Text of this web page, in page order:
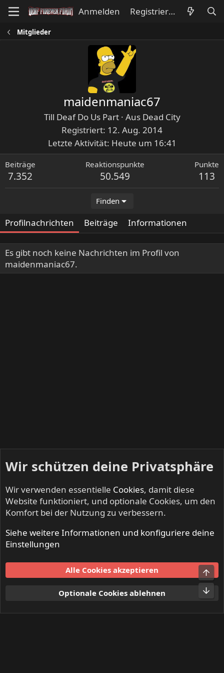
Anmelden Registrieren
Mitglieder
maidenmaniac67
Till Deaf Do Us Part · Aus Dead City
Registriert 12. Aug. 2014
Letzte Aktivität Heute um 16:41
Beiträge
7.352
Reaktionspunkte
50.549
Punkte
113
Finden
Profilnachrichten Beiträge Informationen
Es gibt noch keine Nachrichten im Profil von
maidenmaniac67.
Mitglieder
Nutzungsbedingungen
Datenschutz
S
Wir schützen deine Privatsphäre
Wir verwenden essentielle Cookies, damit diese
Website funktioniert, und optionale Cookies, um den
Komfort bei der Nutzung zu verbessern.
Siehe weitere Informationen und konfiguriere deine
Einstellungen
Alle Cookies akzeptieren
Optionale Cookies ablehnen